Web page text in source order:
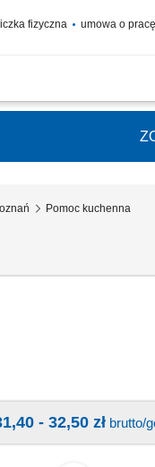
fizyczna umowa o pracę
czystość zastawy stołowej
Pomoc kuchenna
- 32,50 zł brutto/